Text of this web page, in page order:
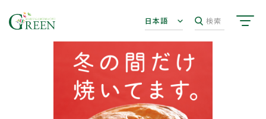
日本語 検索